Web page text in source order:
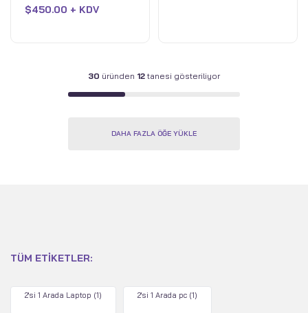
aldı
$450.00 + KDV
30 üründen 12 tanesi gösteriliyor
DAHA FAZLA ÖĞE YÜKLE
TÜM ETIKETLER:
2'si 1 Arada Laptop (1) 2'si 1 Arada pc (1)